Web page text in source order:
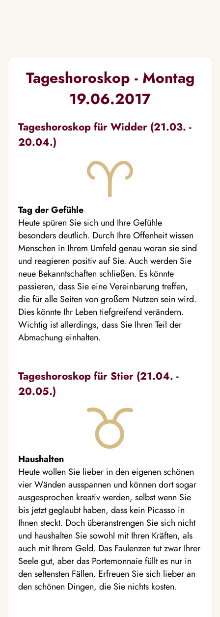
Tageshoroskop - Montag
19.06.2017
Tageshoroskop für Widder (21.03. -
20.04.)
Tag der Gefühle
Heute spüren Sie sich und Ihre Gefühle
besonders deutlich. Durch Ihre Offenheit wissen
Menschen in Ihrem Umfeld genau woran sie sind
und reagieren positiv auf Sie. Auch werden Sie
neue Bekanntschaften schließen. Es könnte
passieren, dass Sie eine Vereinbarung treffen,
die für alle Seiten von großem Nutzen sein wird.
Dies könnte Ihr Leben tiefgreifend verändern.
Wichtig ist allerdings, dass Sie Ihren Teil der
Abmachung einhalten.
Tageshoroskop für Stier (21.04. -
20.05.)
Haushalten
Heute wollen Sie lieber in den eigenen schönen
vier Wänden ausspannen und können dort sogar
ausgesprochen kreativ werden, selbst wenn Sie
bis jetzt geglaubt haben, dass kein Picasso in
Ihnen steckt. Doch überanstrengen Sie sich nicht
und haushalten Sie sowohl mit Ihren Kräften, als
auch mit Ihrem Geld. Das Faulenzen tut zwar Ihrer
Seele gut, aber das Portemonnaie füllt es nur in
den seltensten Fällen. Erfreuen Sie sich lieber an
den schönen Dingen, die Sie nichts kosten.